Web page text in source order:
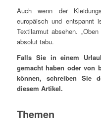
Auch wenn der
europäisch und entspannt
Textilarmut absehen.
absolut tabu.
Falls Sie in einem
gemacht haben oder von
können, schreiben Sie
diesem Artikel.
Themen